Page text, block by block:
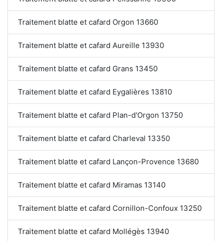
Traitement blatte et cafard Orgon 13660
Traitement blatte et cafard Aureille 13930
Traitement blatte et cafard Grans 13450
Traitement blatte et cafard Eygalières 13810
Traitement blatte et cafard Plan-d'Orgon 13750
Traitement blatte et cafard Charleval 13350
Traitement blatte et cafard Lançon-Provence 13680
Traitement blatte et cafard Miramas 13140
Traitement blatte et cafard Cornillon-Confoux 13250
Traitement blatte et cafard Mollégès 13940